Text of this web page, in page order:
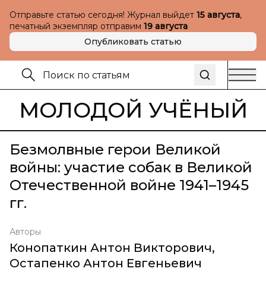
Отправьте статью сегодня! Журнал выйдет 15 августа,
печатный экземпляр отправим 19 августа
Опубликовать статью
МОЛОДОЙ УЧЁНЫЙ
Безмолвные герои Великой
войны: участие собак в Великой
Отечественной войне 1941–1945
гг.
Авторы
Конопаткин Антон Викторович,
Остапенко Антон Евгеньевич